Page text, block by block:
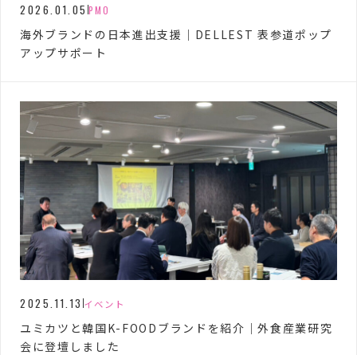
2026.01.05 PMO
海外ブランドの日本進出支援｜DELLEST 表参道ポップ
アップサポート
2025.11.13 イベント
ユミカツと韓国K-FOODブランドを紹介｜外食産業研究
会に登壇しました